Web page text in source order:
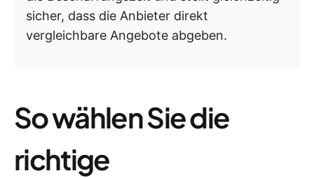
sicher, dass die Anbieter direkt
vergleichbare Angebote abgeben.
So wählen Sie die
richtige